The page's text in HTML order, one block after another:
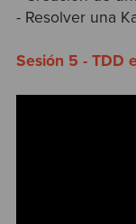
- Resolver una
Sesión 5 - TDD